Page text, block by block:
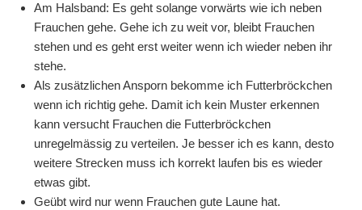
Am Halsband: Es geht solange vorwärts wie ich neben
Frauchen gehe. Gehe ich zu weit vor, bleibt Frauchen
stehen und es geht erst weiter wenn ich wieder neben ihr
stehe.
Als zusätzlichen Ansporn bekomme ich Futterbröckchen
wenn ich richtig gehe. Damit ich kein Muster erkennen
kann versucht Frauchen die Futterbröckchen
unregelmässig zu verteilen. Je besser ich es kann, desto
weitere Strecken muss ich korrekt laufen bis es wieder
etwas gibt.
Geübt wird nur wenn Frauchen gute Laune hat.